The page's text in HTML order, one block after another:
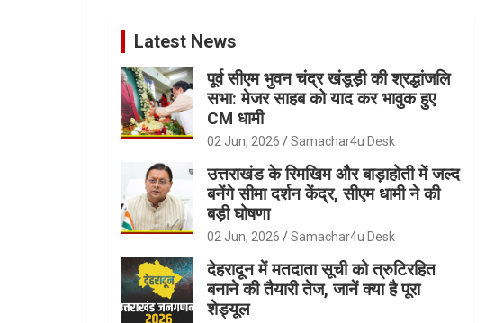
Latest News
पूर्व सीएम भुवन चंद्र खंडूड़ी की श्रद्धांजलि
सभा: मेजर साहब को याद कर भावुक हुए
CM धामी
02 Jun, 2026 Samachar4u Desk
उत्तराखंड के रिमखिम और बाड़ाहोती में जल्द
बनेंगे सीमा दर्शन केंद्र, सीएम धामी ने की
बड़ी घोषणा
02 Jun, 2026 Samachar4u Desk
देहरादून में मतदाता सूची को त्रुटिरहित
बनाने की तैयारी तेज, जानें क्या है पूरा
शेड्यूल